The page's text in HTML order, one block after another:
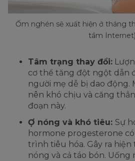
Ốm nghén sẽ xuất hiện ở tháng
tầm Internet)
Tâm trạng thay đổi:
cơ thể tăng đột ngột dẫn
người mẹ dễ bị dao động.
nên khó chịu và căng
đoạn này.
Ợ nóng và khó tiêu: Sự
hormone progesterone
trình tiêu hóa. Gây ra hiện
nóng và cả táo bón.